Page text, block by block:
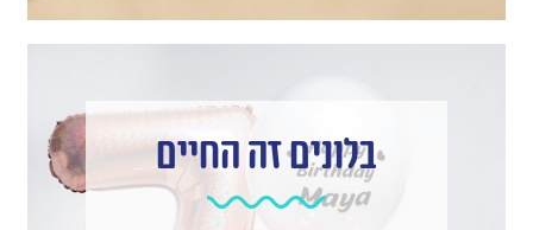
בלונים זה החיים